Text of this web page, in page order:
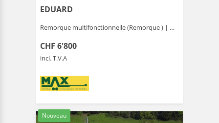
EDUARD
Remorque multifonctionnelle (Remorque ) |
CHF 6'800
incl. T.V.A
Nouveau